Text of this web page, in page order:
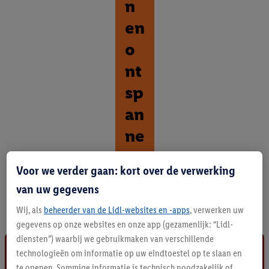
n
en
o
nt
sp
an
ne
n
d
e
k
a
l
Voor we verder gaan: kort over de verwerking
van uw gegevens
Wij, als beheerder van de Lidl-websites en -apps, verwerken uw
gegevens op onze websites en onze app (gezamenlijk: “Lidl-
diensten”) waarbij we gebruikmaken van verschillende
technologieën om informatie op uw eindtoestel op te slaan en